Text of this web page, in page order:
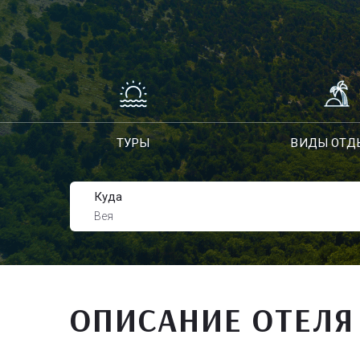
ТУРЫ ВИДЫ
Куда
Вея
ОПИСАНИЕ ОТЕЛЯ